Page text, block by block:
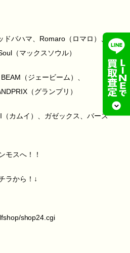
ドバハマ、Romaro（ロマロ）、ス
（マックスソウル）
（ジェービーム）、
（グランプリ）
（カムイ）、ガゼックス、バース
モスへ！！
ラから！↓
shop24.cgi